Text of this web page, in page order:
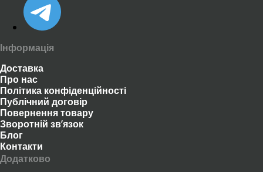
Інформація
Доставка
Про нас
Політика конфіденційності
Публічний договір
Повернення товару
Зворотній зв’язок
Блог
Контакти
Додатково